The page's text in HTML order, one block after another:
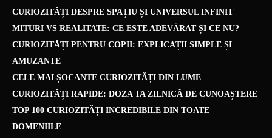
CURIOZITĂȚI DESPRE SPAȚIU ȘI UNIVERSUL INFINIT
MITURI VS REALITATE: CE ESTE ADEVĂRAT ȘI CE NU?
CURIOZITĂȚI PENTRU COPII: EXPLICAȚII SIMPLE ȘI
AMUZANTE
CELE MAI ȘOCANTE CURIOZITĂȚI DIN LUME
CURIOZITĂȚI RAPIDE: DOZA TA ZILNICĂ DE CUNOAȘTERE
TOP 100 CURIOZITĂȚI INCREDIBILE DIN TOATE
DOMENIILE